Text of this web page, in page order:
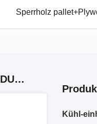
Sperrholz
VERWANDTE PRODUKTE
Kühl-